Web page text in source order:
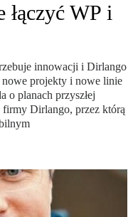
łączyć WP i
innowacji i Dirlango
nowe projekty i nowe linie
o planach przyszłej
firmy Dirlango, przez którą